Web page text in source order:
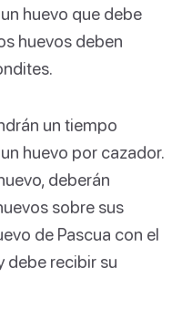
huevo que debe
huevos deben
un tiempo
huevo por cazador.
deberán
sobre sus
de Pascua con el
debe recibir su